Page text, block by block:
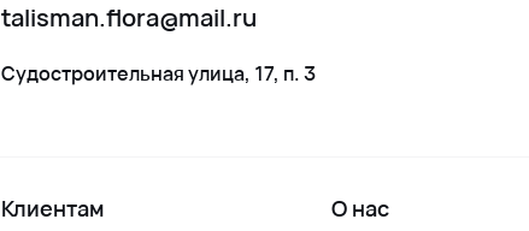
talisman.flora@mail.ru
Судостроительная улица, 17, п. 3
Клиентам О нас